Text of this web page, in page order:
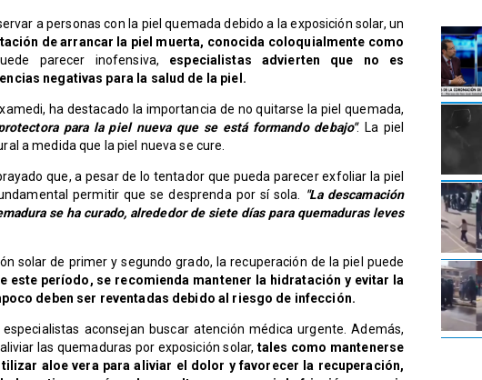
a personas con la piel quemada debido a la exposición solar, un
de arrancar la piel muerta, conocida coloquialmente como
parecer inofensiva, especialistas advierten que no es
negativas para la salud de la piel.
ha destacado la importancia de no quitarse la piel quemada,
para la piel nueva que se está formando debajo". La piel
a medida que la piel nueva se cure.
que, a pesar de lo tentador que pueda parecer exfoliar la piel
permitir que se desprenda por sí sola. "La descamación
se ha curado, alrededor de siete días para quemaduras leves
solar de primer y segundo grado, la recuperación de la piel puede
este período, se recomienda mantener la hidratación y evitar la
deben ser reventadas debido al riesgo de infección.
aconsejan buscar atención médica urgente. Además,
las quemaduras por exposición solar, tales como mantenerse
aloe vera para aliviar el dolor y favorecer la recuperación,